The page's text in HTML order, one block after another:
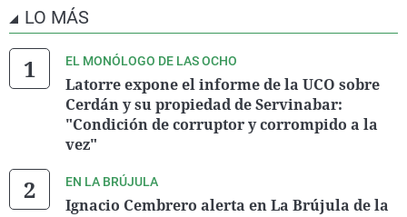
LO MÁS
EL MONÓLOGO DE LAS OCHO
Latorre expone el informe de la UCO sobre
Cerdán y su propiedad de Servinabar:
"Condición de corruptor y corrompido a la
vez"
EN LA BRÚJULA
Ignacio Cembrero alerta en La Brújula de la